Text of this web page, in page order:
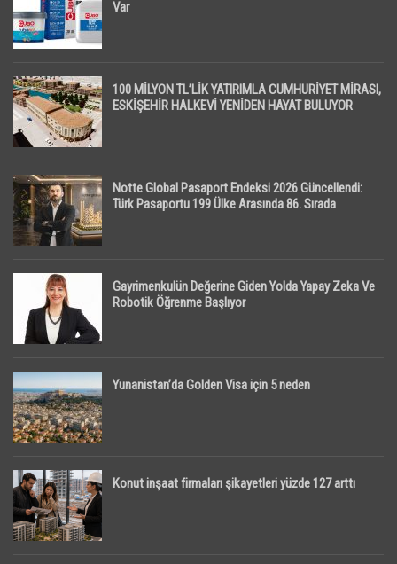
Var
100 MİLYON TL’LİK YATIRIMLA CUMHURİYET MİRASI,
ESKİŞEHİR HALKEVİ YENİDEN HAYAT BULUYOR
Notte Global Pasaport Endeksi 2026 Güncellendi:
Türk Pasaportu 199 Ülke Arasında 86. Sırada
Gayrimenkulün Değerine Giden Yolda Yapay Zeka Ve
Robotik Öğrenme Başlıyor
Yunanistan’da Golden Visa için 5 neden
Konut inşaat firmaları şikayetleri yüzde 127 arttı